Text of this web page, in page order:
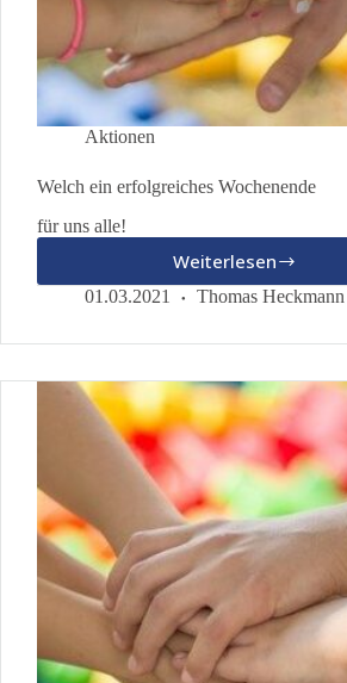
Aktionen
Welch ein erfolgreiches Wochenende
für uns alle!
Weiterlesen
Welch
ein
Wochenende
01.03.2021 Thomas Heckmann